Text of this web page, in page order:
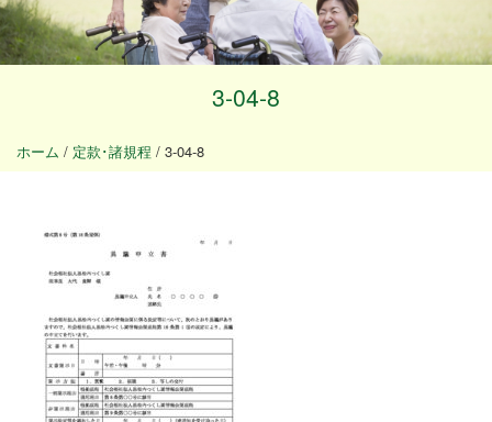
3-04-8
ホーム / 定款･諸規程 / 3-04-8